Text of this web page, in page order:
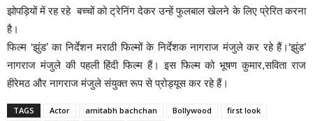
झोपड़ियों में रह रहे बच्चों को ट्रेनिंग देकर उन्हें फुलबाल खेलने के लिए प्रेरित करना
है।
फिल्म ‘झुंड’ का निर्देशन मराठी फिल्मों के निर्देशक नागराज मंजुले कर रहे हैं।‘झुंड’
नागराज मंजुले की पहली हिंदी फिल्म हैं। इस फिल्म को भूषण कुमार,सविता राज
हीरेमठ और नागराज मंजुले संयुक्त रूप से प्रोड्यूस कर रहे हैं।
TAGS Actor amitabh bachchan Bollywood
first look